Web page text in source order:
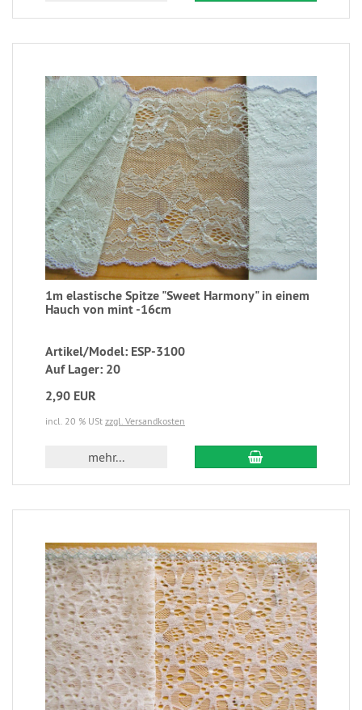
1m elastische Spitze "Sweet Harmony" in einem
Hauch von mint -16cm
Artikel/Model: ESP-3100
Auf Lager: 20
2,90 EUR
incl. 20 % USt zzgl. Versandkosten
mehr...